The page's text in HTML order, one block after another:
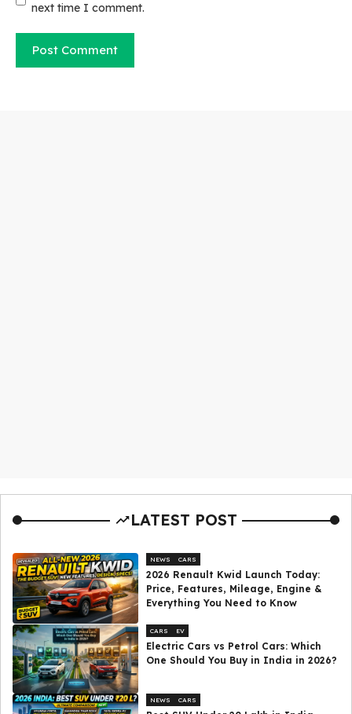
next time I comment.
LATEST POST
NEWS CARS
2026 Renault Kwid Launch Today:
Price, Features, Mileage, Engine &
Everything You Need to Know
CARS EV
Electric Cars vs Petrol Cars: Which
One Should You Buy in India in 2026?
NEWS CARS